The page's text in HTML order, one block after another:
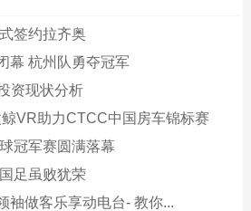
签约拉齐奥
幕 杭州队勇夺冠军
资现状分析
VR助力CTCC中国房车锦标赛
冠军赛圆满落幕
足虽败犹荣
袖做客乐享动电台- 教你...